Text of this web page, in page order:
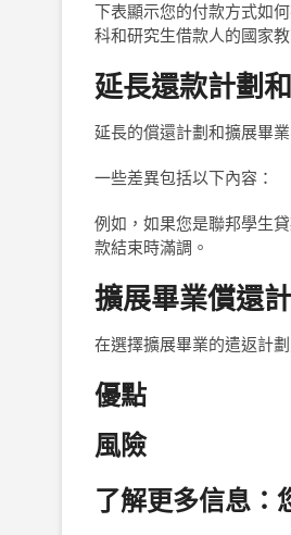
下表顯示您的付款方式如
科和研究生借款人的國家
延長還款計劃
延長的償還計劃和擴展畢
一些差異包括以下內容：
例如，如果您是聯邦學生
款結束時滿調。
擴展畢業償還
在選擇擴展畢業的遣返計
優點
風險
了解更多信息：